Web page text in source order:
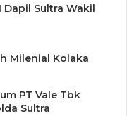
Dapil Sultra Wakil
Milenial Kolaka
PT Vale Tbk
Sultra